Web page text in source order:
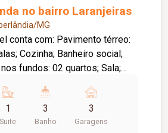
no bairro Laranjeiras
MG
Cozinha; Banheiro social;
suíte; 02 salas; Banheiro
Diferenciais: 03
Excelente opção para moradia
1
Suite
3
Banho
3
Garagens